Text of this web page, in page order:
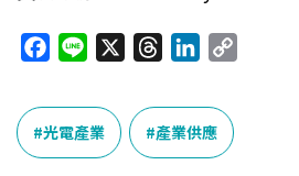
c
e
b
n
e
r
e
a
n
k
e
光電產業 產業供應